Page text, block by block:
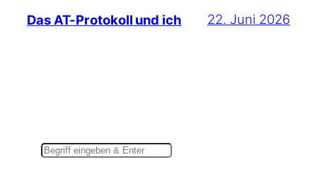
Das AT-Protokoll und ich 22. Juni 2026